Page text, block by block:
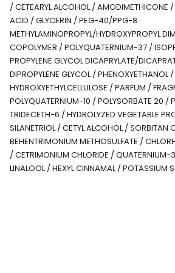
/ CETEARYL ALCOHOL / AMODIMETHICONE
ACID / GLYCERIN / PEG-40/PPG-8
METHYLAMINOPROPYL/HYDROXYPROPYL
COPOLYMER / POLYQUATERNIUM-37 /
PROPYLENE GLYCOL DICAPRYLATE/
DIPROPYLENE GLYCOL / PHENOXYETHANOL /
HYDROXYETHYLCELLULOSE / PARFUM /
POLYQUATERNIUM-10 / POLYSORBATE 20 /
TRIDECETH-6 / HYDROLYZED VEGETABLE
SILANETRIOL / CETYL ALCOHOL / SORBITAN
BEHENTRIMONIUM METHOSULFATE /
/ CETRIMONIUM CHLORIDE / QUATERNIUM-
LINALOOL / HEXYL CINNAMAL / POTASSIUM